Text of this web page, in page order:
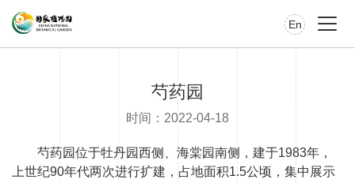
En
芍药园
时间：2022-04-18
芍药园位于牡丹园西侧、海棠园南侧，建于1983年，
上世纪90年代两次进行扩建，占地面积1.5公顷，集中展示